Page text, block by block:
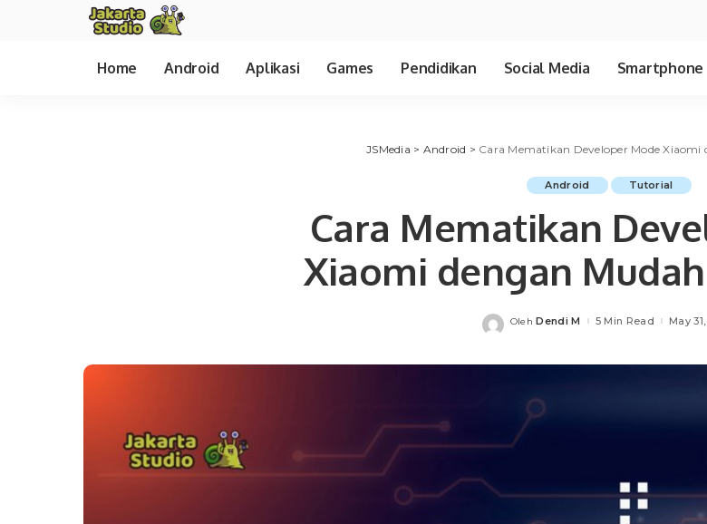
Home Android Aplikasi Games Pendidikan Social Media Smartphone
JSMedia > Android > Cara Mematikan Developer Mode
Android Tutorial
Cara Mematikan
Xiaomi dengan
Posted
Oleh Dendi M 5 Min Read May